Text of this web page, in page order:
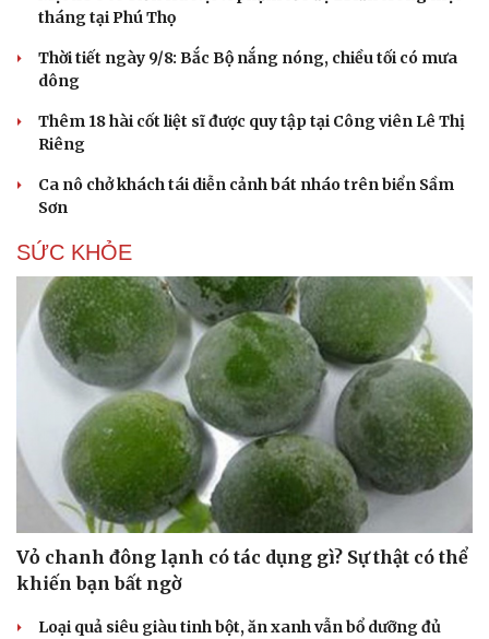
Du lịch
Tư vấn
Săn Tour
Podcast
Câu chuyện thời sự
Đọc truyện đêm khuya
Cửa sổ tình yêu
Kể chuyện cho bé
Hạt giống tâm hồn
tháng tại Phú Thọ
Thời tiết ngày 9/8: Bắc Bộ nắng nóng, chiều tối có mưa
dông
Thêm 18 hài cốt liệt sĩ được quy tập tại Công viên Lê Thị
Riêng
Ca nô chở khách tái diễn cảnh bát nháo trên biển Sầm
Sơn
SỨC KHỎE
Vỏ chanh đông lạnh có tác dụng gì? Sự thật có thể
khiến bạn bất ngờ
Loại quả siêu giàu tinh bột, ăn xanh vẫn bổ dưỡng đủ